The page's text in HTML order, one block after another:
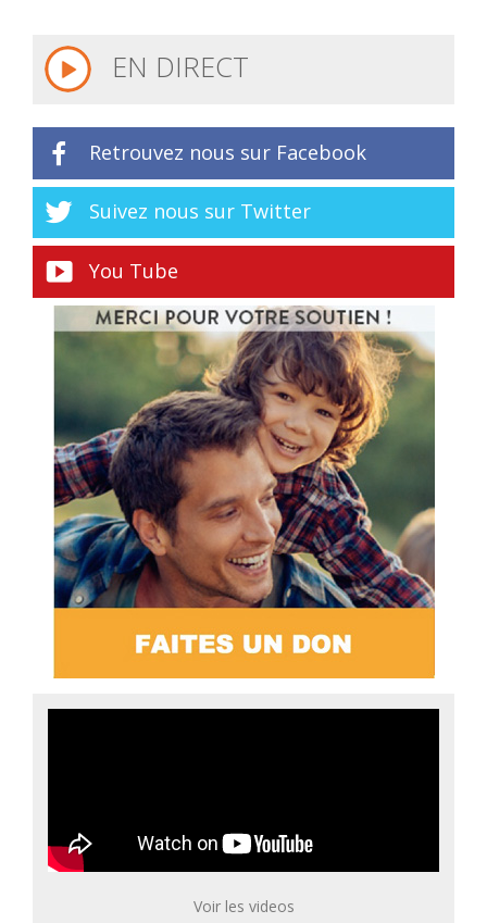
EN DIRECT
Retrouvez nous sur Facebook
Suivez nous sur Twitter
You Tube
Voir les videos